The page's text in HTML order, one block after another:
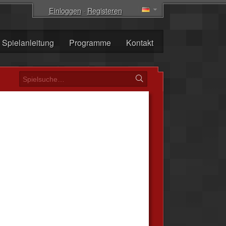
Einloggen· Registeren
Spielanleitung Programme Kontakt